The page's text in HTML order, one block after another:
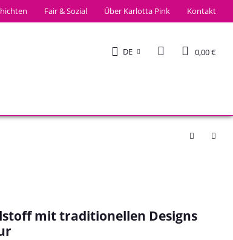
Fair & Sozial Über Karlotta Pink Kontakt
DE 0,00 €
mit traditionellen Designs